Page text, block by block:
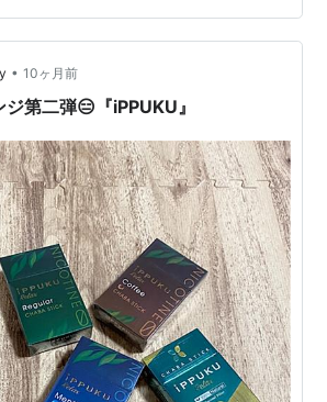
• 10ヶ月前
第二弾😑『iPPUKU』